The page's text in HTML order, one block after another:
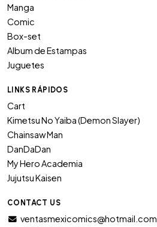
Manga
Comic
Box-set
Album de Estampas
Juguetes
LINKS RÁPIDOS
Cart
Kimetsu No Yaiba (Demon Slayer)
Chainsaw Man
DanDaDan
My Hero Academia
Jujutsu Kaisen
CONTACT US
ventasmexicomics@hotmail.com